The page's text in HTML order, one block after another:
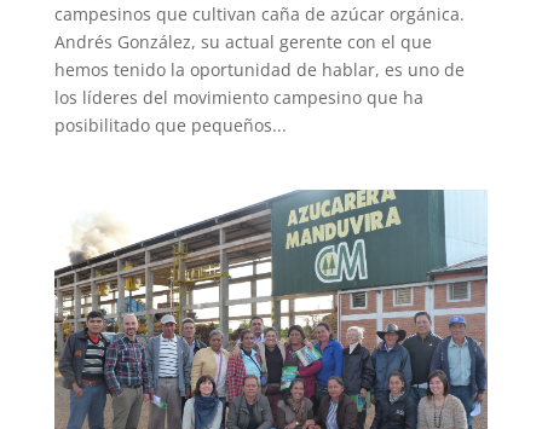
campesinos que cultivan caña de azúcar orgánica.
Andrés González, su actual gerente con el que
hemos tenido la oportunidad de hablar, es uno de
los líderes del movimiento campesino que ha
posibilitado que pequeños...